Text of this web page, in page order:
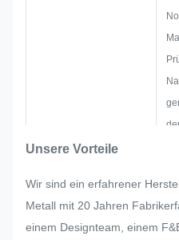
Unsere Vorteile
Wir sind ein erfahrener
Metall mit 20 Jahren
einem Designteam, einem